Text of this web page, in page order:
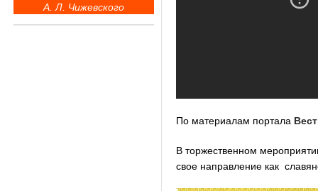
По материалам портала
В торжественном
свое направление как
А. Л. Чижевского